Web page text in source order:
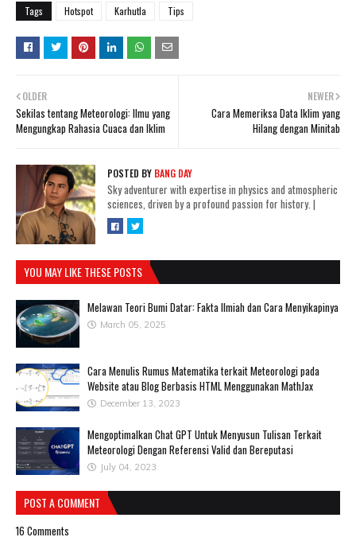
Tags Hotspot Karhutla Tips
NEWER
Cara Memeriksa Data Iklim yang
Hilang dengan Minitab
OLDER
Sekilas tentang Meteorologi: Ilmu yang
Mengungkap Rahasia Cuaca dan Iklim
POSTED BY BANG DAY
Sky adventurer with expertise in physics and atmospheric
sciences, driven by a profound passion for history. |
YOU MAY LIKE THESE POSTS
Melawan Teori Bumi Datar: Fakta Ilmiah dan Cara Menyikapinya
March 05, 2025
Cara Menulis Rumus Matematika terkait Meteorologi pada
Website atau Blog Berbasis HTML Menggunakan MathJax
December 13, 2023
Mengoptimalkan Chat GPT Untuk Menyusun Tulisan Terkait
Meteorologi Dengan Referensi Valid dan Bereputasi
July 04, 2023
POST A COMMENT
16 Comments